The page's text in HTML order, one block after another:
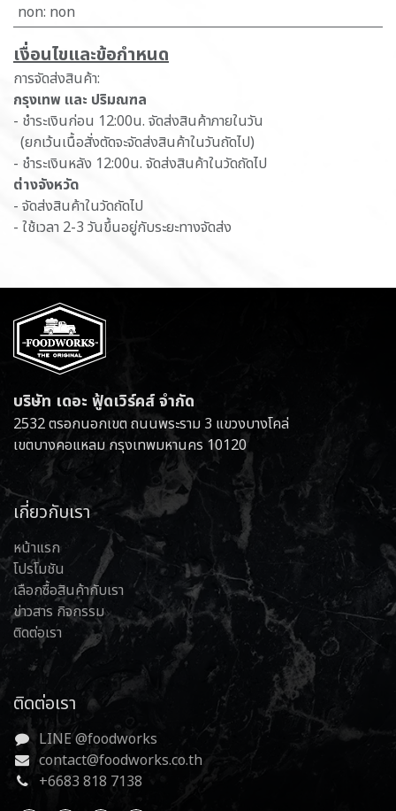
non: non
เ​งื่อนไขและข้อกำหนด
การจัดส่งสินค้า:
กรุงเทพ และ ปริมณฑล
- ชำระเงินก่อน 12:00น. จัดส่งสินค้าภายในวัน
(ยกเว้นเนื้อสั่งตัดจะจัดส่งสินค้าในวันถัดไป)
- ชำระเงินหลัง 12:00น. จัดส่งสินค้าในวัดถัดไป
ต่างจังหวัด
- จัดส่งสินค้าในวัดถัดไป
- ใช้เวลา 2-3 วันขึ้นอยู่กับระยะทางจัดส่ง
บริษัท เดอะ ฟู้ดเวิร์คส์ จำกัด
2532 ตรอกนอกเขต ถนนพระราม 3 แขวงบางโคล่
เขตบางคอแหลม กรุงเทพมหานคร 10120
เกี่ยวกับเรา
หน้าแรก
โปรโมชัน
เลือกซื้อสินค้ากับเรา
ข่าวสาร กิจกรรม
ติดต่อเรา
ติดต่อเรา
LINE @foodworks
contact@foodworks.co.th
+6683 818 7138